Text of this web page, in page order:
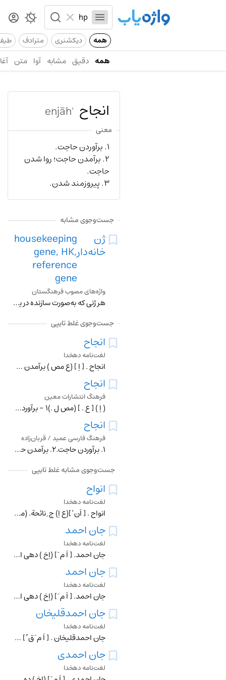
همه دیکشنری مترادف
همه دقیق مشابه آوا متن
انجاح 'enjāh
معنی
۱. برآوردن حاجت.
۲. برآمدن حاجت؛ روا شدن
حاجت.
۳. پیروزمند شدن.
جست‌وجوی مشابه
ژن
خانه‌دار
housekeeping
gene, HK,
reference
gene
واژه‌های مصوب فرهنگستان
هر ژنی که به‌صورت سازنده در یاختۀ فعال معینی بیان می‌شود و بیان آن برای فعالیت طبیعی یاخته ضروری است متـ . ژن نهادی constitutive gene
جست‌وجوی غلط تایپی
انجاح
لغت‌نامه دهخدا
انجاح . [ اِ ] (ع مص ) برآمدن حاجت . (منتهی الارب ) (ناظم الاطباء). رواشدن حاجت . (آنندراج ). برآورده شدن حاجت . (از اقرب الموارد). روا شدن . (مصادر زوزنی ) (تا
انجاح
فرهنگ انتشارات معین
( اِ ) [ ع . ] (مص ل .)1 - برآوردن حاجت . 2 - پیروز شدن .
انجاح
فرهنگ فارسی عمید / قربان‌زاده
۱. برآوردن حاجت.۲. برآمدن حاجت؛ روا شدن حاجت.۳. پیروزمند شدن.
جست‌وجوی مشابه غلط تایپی
انواح
لغت‌نامه دهخدا
انواح . [ اَن ْ ](ع اِ) ج ِ نائحة. (منتهی الارب ) (آنندراج ). به معنی زن نوحه کننده . (آنندراج ). رجوع به نائحة شود. || ج ِ نائح . (ناظم الاطباء). رجوع به نائح
جان احمد
لغت‌نامه دهخدا
جان احمد. [ اَ م َ ] (اِخ ) دهی از دهستان ارهان بخش قاین شهرستان بیرجند است در 97 هزارگزی جنوب خاوری قاین ، سرراه اتومبیل رو اسفدان به اسفج واقع شده و محلی است
جان احمد
لغت‌نامه دهخدا
جان احمد. [ اَ م َ ] (اِخ ) دهی از دهستان فعله کری بخش سنقر کلیائی شهرستان کرمانشاه است در 9 هزارگزی خاور سنقر و 4 هزارگزی شمال ماران گاز واقع شده است . محلی اس
جان احمدقلیخان
لغت‌نامه دهخدا
جان احمدقلیخان . [ اَ م َ ق ُ ] (اِخ ) یکی از سرداران که هنگام محاصره ٔ بلخ از طرف محمدخان شیبانی در آنجا بودو دروازه ٔ عکاشه توسط او و چندتن دیگر از سرداران ضب
جان احمدی
لغت‌نامه دهخدا